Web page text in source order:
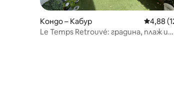
Кондо – Кабур Средна
4,88
Le Temps Retrouvé: градина, плаж и